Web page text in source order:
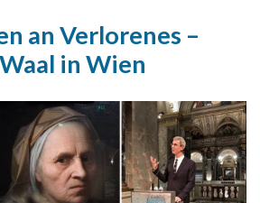
an Verlorenes –
in Wien